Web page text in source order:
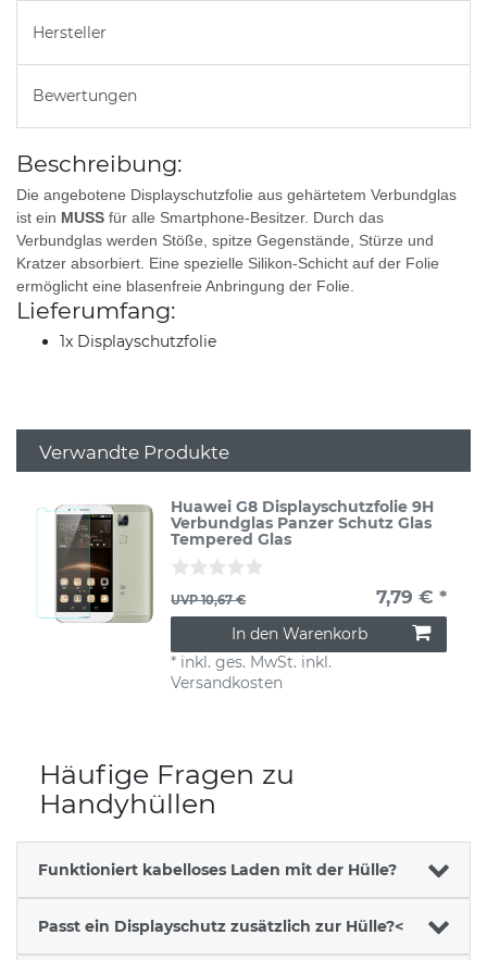
Hersteller
Bewertungen
Beschreibung:
Die angebotene Displayschutzfolie aus gehärtetem Verbundglas
ist ein MUSS für alle Smartphone-Besitzer. Durch das
Verbundglas werden Stöße, spitze Gegenstände, Stürze und
Kratzer absorbiert. Eine spezielle Silikon-Schicht auf der Folie
ermöglicht eine blasenfreie Anbringung der Folie.
Lieferumfang:
1x Displayschutzfolie
Verwandte Produkte
Huawei G8 Displayschutzfolie 9H
Verbundglas Panzer Schutz Glas
Tempered Glas
UVP 10,67 € 7,79 € *
In den Warenkorb
* inkl. ges. MwSt. inkl.
Versandkosten
Häufige Fragen zu
Handyhüllen
Funktioniert kabelloses Laden mit der Hülle?
Passt ein Displayschutz zusätzlich zur Hülle?<